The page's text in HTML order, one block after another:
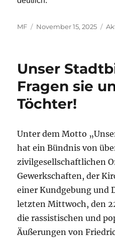
Autor
MF
Veröffentlicht
November 15, 2025
Unser
Fragen sie
Töchter!
Unter dem Motto
hat ein Bündnis von
zivilgesellschaftlichen
Gewerkschaften, der
einer Kundgebung und
letzten Mittwoch, den
die rassistischen und
Äußerungen von